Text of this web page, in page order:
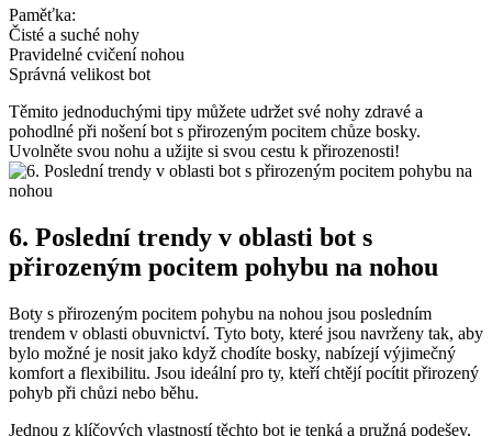
Paměťka:
Čisté a suché nohy
Pravidelné cvičení ⁢nohou
Správná velikost bot
Těmito jednoduchými‌ tipy můžete udržet své ⁢nohy zdravé​ a
pohodlné při nošení⁤ bot s přirozeným pocitem⁤ chůze bosky.⁤
Uvolněte svou nohu a‌ užijte si svou cestu k přirozenosti!
6. ​Poslední‌ trendy v oblasti bot s
přirozeným pocitem pohybu​ na nohou
Boty s ⁢přirozeným pocitem ​pohybu na nohou jsou posledním
trendem⁤ v oblasti obuvnictví. Tyto ⁢boty, které jsou ⁤navrženy tak, aby
bylo možné je ‍nosit jako ‍když ⁣chodíte⁣ bosky, nabízejí výjimečný
komfort a flexibilitu. Jsou ideální pro ty, kteří chtějí pocítit přirozený⁢
pohyb při chůzi‌ nebo ⁣běhu.
Jednou‍ z klíčových vlastností těchto⁢ bot je tenká⁣ a pružná podešev,